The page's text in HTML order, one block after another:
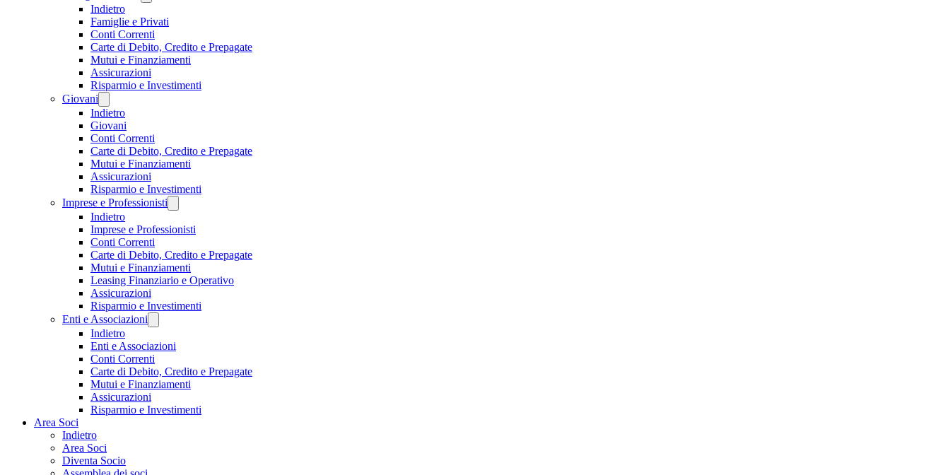
Indietro
Famiglie e Privati
Conti Correnti
Carte di Debito, Credito e Prepagate
Mutui e Finanziamenti
Assicurazioni
Risparmio e Investimenti
Giovani
Indietro
Giovani
Conti Correnti
Carte di Debito, Credito e Prepagate
Mutui e Finanziamenti
Assicurazioni
Risparmio e Investimenti
Imprese e Professionisti
Indietro
Imprese e Professionisti
Conti Correnti
Carte di Debito, Credito e Prepagate
Mutui e Finanziamenti
Leasing Finanziario e Operativo
Assicurazioni
Risparmio e Investimenti
Enti e Associazioni
Indietro
Enti e Associazioni
Conti Correnti
Carte di Debito, Credito e Prepagate
Mutui e Finanziamenti
Assicurazioni
Risparmio e Investimenti
Area Soci
Indietro
Area Soci
Diventa Socio